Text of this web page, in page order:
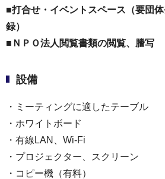
■打合せ・イベントスペース（要団
録）
■ＮＰＯ法人閲覧書類の閲覧、謄写
設備
・ミーティングに適したテーブル
・ホワイトボード
・有線LAN、Wi-Fi
・プロジェクター、スクリーン
・コピー機（有料）